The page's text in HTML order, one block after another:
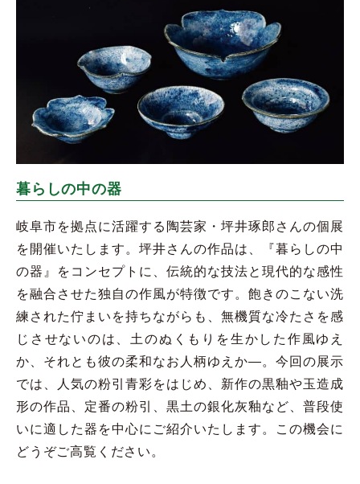
暮らしの中の器
岐阜市を拠点に活躍する陶芸家・坪井琢郎さんの個展
を開催いたします。坪井さんの作品は、『暮らしの中
の器』をコンセプトに、伝統的な技法と現代的な感性
を融合させた独自の作風が特徴です。飽きのこない洗
練された佇まいを持ちながらも、無機質な冷たさを感
じさせないのは、土のぬくもりを生かした作風ゆえ
か、それとも彼の柔和なお人柄ゆえか―。今回の展示
では、人気の粉引青彩をはじめ、新作の黒釉や玉造成
形の作品、定番の粉引、黒土の銀化灰釉など、普段使
いに適した器を中心にご紹介いたします。この機会に
どうぞご高覧ください。